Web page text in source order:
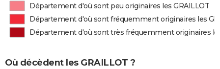
Département d'où sont peu originaires les GRAILLOT
Département d'où sont fréquemment originaires les
Département d'où sont très fréquemment originaires
Où décèdent les GRAILLOT ?